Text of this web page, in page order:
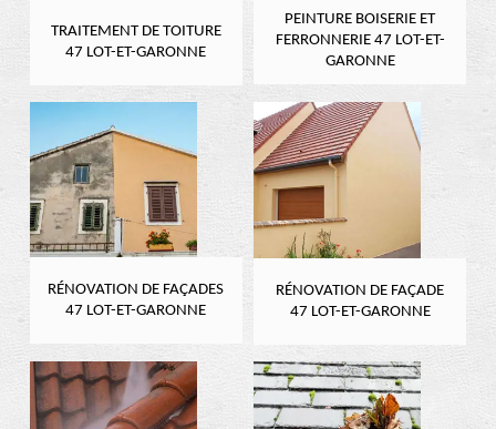
TRAITEMENT DE TOITURE
47 LOT-ET-GARONNE
PEINTURE BOISERIE ET
FERRONNERIE 47 LOT-ET-
GARONNE
RÉNOVATION DE FAÇADES
47 LOT-ET-GARONNE
RÉNOVATION DE FAÇADE
47 LOT-ET-GARONNE